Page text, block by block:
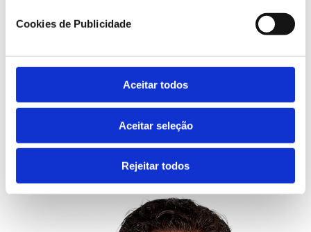
Cookies de Publicidade
Aceitar todos
Aceitar seleção
Rejeitar todos
Ricardo Araújo - GUIMARÃES